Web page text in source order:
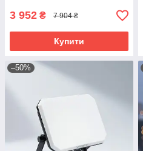
3 952 ₴ 7 904 ₴
Купити
–50%